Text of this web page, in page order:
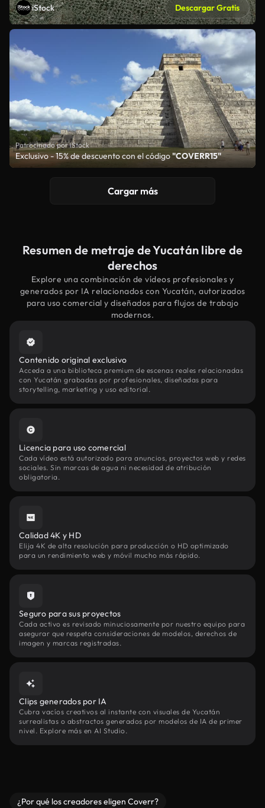
iStock Descargar Gratis
Patrocinado por iStock
Exclusivo - 15% de descuento con el código"COVERR15"
Cargar más
Resumen de metraje de Yucatán libre de
derechos
Explore una combinación de vídeos profesionales y
generados por IA relacionados con Yucatán, autorizados
para uso comercial y diseñados para flujos de trabajo
modernos.
Contenido original exclusivo
Acceda a una biblioteca premium de escenas reales relacionadas
con Yucatán grabadas por profesionales, diseñadas para
storytelling, marketing y uso editorial.
Licencia para uso comercial
Cada vídeo está autorizado para anuncios, proyectos web y redes
sociales. Sin marcas de agua ni necesidad de atribución
obligatoria.
Calidad 4K y HD
Elija 4K de alta resolución para producción o HD optimizado
para un rendimiento web y móvil mucho más rápido.
Seguro para sus proyectos
Cada activo es revisado minuciosamente por nuestro equipo para
asegurar que respeta consideraciones de modelos, derechos de
imagen y marcas registradas.
Clips generados por IA
Cubra vacíos creativos al instante con visuales de Yucatán
surrealistas o abstractos generados por modelos de IA de primer
nivel. Explore más en AI Studio.
¿Por qué los creadores eligen Coverr?